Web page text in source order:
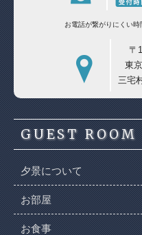
お電話が繋がりにくい時
〒
東
三宅
GUEST ROOM
夕景について
お部屋
お食事